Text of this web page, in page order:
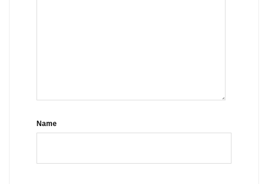
Name